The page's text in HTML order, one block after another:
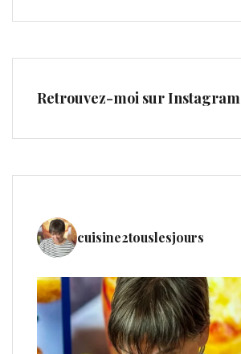
Retrouvez-moi sur Instagram
cuisine2touslesjours